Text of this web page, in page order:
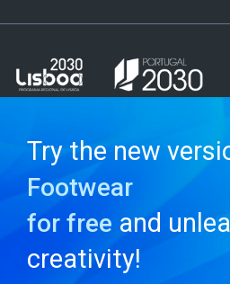
Try the new
Footwear
for free and
creativity!